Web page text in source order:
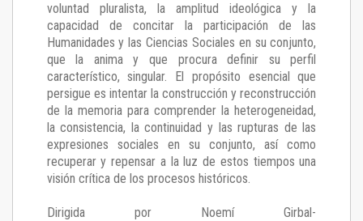
voluntad pluralista, la amplitud ideológica y la
capacidad de concitar la participación de las
Humanidades y las Ciencias Sociales en su conjunto,
que la anima y que procura definir su perfil
característico, singular. El propósito esencial que
persigue es intentar la construcción y reconstrucción
de la memoria para comprender la heterogeneidad,
la consistencia, la continuidad y las rupturas de las
expresiones sociales en su conjunto, así como
recuperar y repensar a la luz de estos tiempos una
visión crítica de los procesos históricos.
Dirigida por Noemí Girbal-